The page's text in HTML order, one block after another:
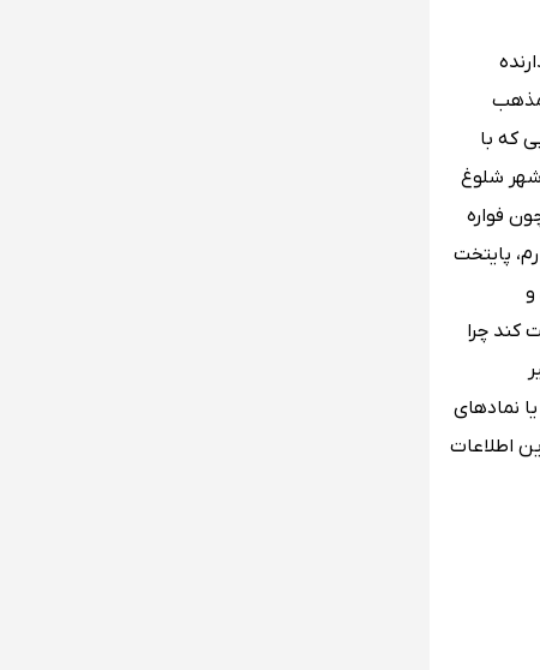
شایسته مذهب
که با
شلوغ
فواره
پایتخت
و
کند چرا
نمادهای
اطلاعات